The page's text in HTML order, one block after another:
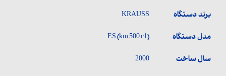
برند دستگاه KRAUSS
مدل دستگاه ES (km 500 c1)
سال ساخت 2000